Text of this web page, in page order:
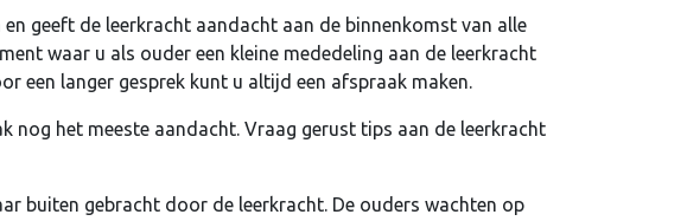
geeft de leerkracht aandacht aan de binnenkomst van alle
waar u als ouder een kleine mededeling aan de leerkracht
een langer gesprek kunt u altijd een afspraak maken.
nog het meeste aandacht. Vraag gerust tips aan de leerkracht
buiten gebracht door de leerkracht. De ouders wachten op